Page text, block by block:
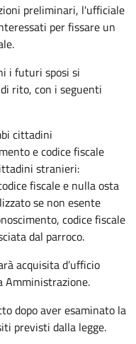
preliminari, l'ufficiale
per fissare un
i futuri sposi si
rito, con i seguenti
cittadini
e codice fiscale
stranieri:
fiscale e nulla osta
se non esente
codice fiscale
dal parroco.
acquisita d’ufficio
Amministrazione.
dopo aver esaminato la
previsti dalla legge.